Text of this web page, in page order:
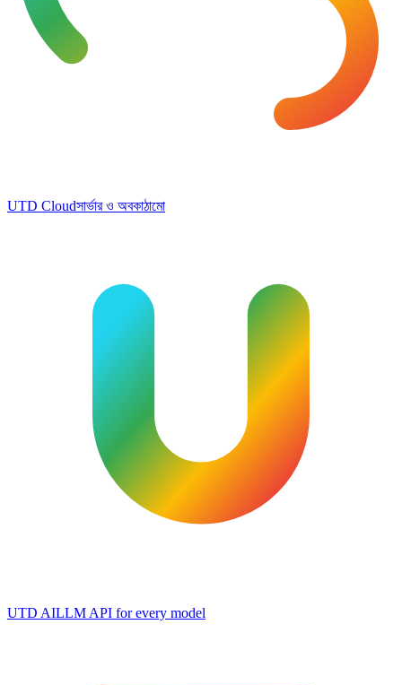
UTD Cloudসার্ভার ও অবকাঠামো
UTD AILLM API for every model